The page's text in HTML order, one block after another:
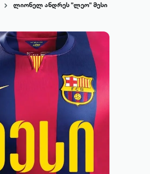
9 ციფრულ პლატფორმასა და 5
ლიონელ ანდრეს "ლეო" მესი